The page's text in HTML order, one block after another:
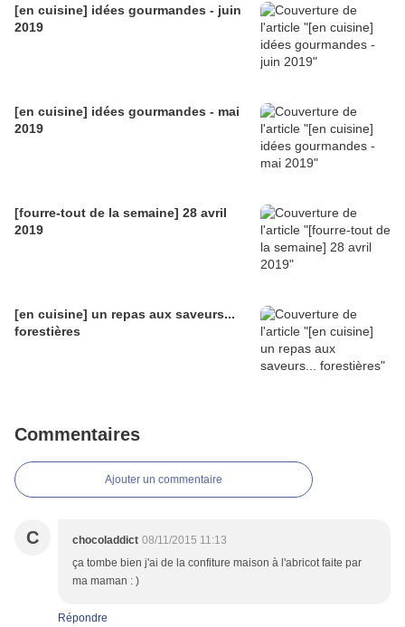
[en cuisine] idées gourmandes - juin
2019
[en cuisine] idées gourmandes - mai
2019
[fourre-tout de la semaine] 28 avril
2019
[en cuisine] un repas aux saveurs...
forestières
Commentaires
Ajouter un commentaire
C chocoladdict 08/11/2015 11:13
ça tombe bien j'ai de la confiture maison à l'abricot faite par
ma maman : )
Répondre